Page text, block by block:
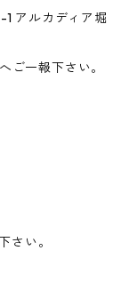
アルカディア堀
ご一報下さい。
さい。